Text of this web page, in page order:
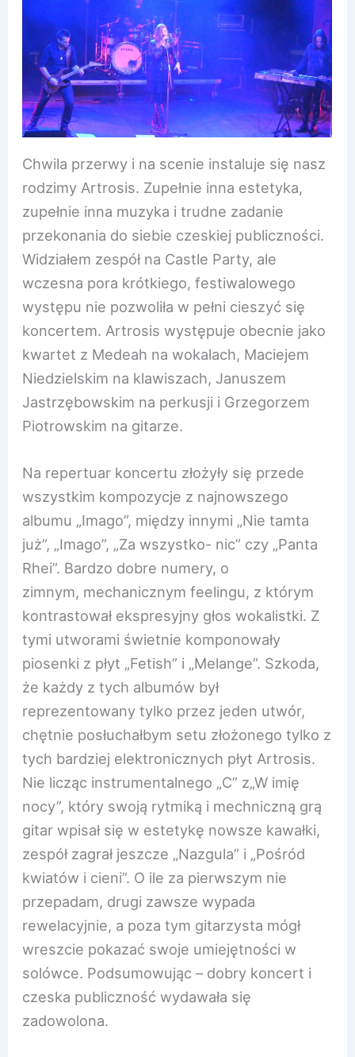
Chwila przerwy i na scenie instaluje się nasz
rodzimy Artrosis. Zupełnie inna estetyka,
zupełnie inna muzyka i trudne zadanie
przekonania do siebie czeskiej publiczności.
Widziałem zespół na Castle Party, ale
wczesna pora krótkiego, festiwalowego
występu nie pozwoliła w pełni cieszyć się
koncertem. Artrosis występuje obecnie jako
kwartet z Medeah na wokalach, Maciejem
Niedzielskim na klawiszach, Januszem
Jastrzębowskim na perkusji i Grzegorzem
Piotrowskim na gitarze.
Na repertuar koncertu złożyły się przede
wszystkim kompozycje z najnowszego
albumu „Imago”, między innymi „Nie tamta
już”, „Imago”, „Za wszystko- nic” czy „Panta
Rhei”. Bardzo dobre numery, o
zimnym, mechanicznym feelingu, z którym
kontrastował ekspresyjny głos wokalistki. Z
tymi utworami świetnie komponowały
piosenki z płyt „Fetish” i „Melange”. Szkoda,
że każdy z tych albumów był
reprezentowany tylko przez jeden utwór,
chętnie posłuchałbym setu złożonego tylko z
tych bardziej elektronicznych płyt Artrosis.
Nie licząc instrumentalnego „C” z„W imię
nocy”, który swoją rytmiką i mechniczną grą
gitar wpisał się w estetykę nowsze kawałki,
zespół zagrał jeszcze „Nazgula” i „Pośród
kwiatów i cieni”. O ile za pierwszym nie
przepadam, drugi zawsze wypada
rewelacyjnie, a poza tym gitarzysta mógł
wreszcie pokazać swoje umiejętności w
solówce. Podsumowując – dobry koncert i
czeska publiczność wydawała się
zadowolona.